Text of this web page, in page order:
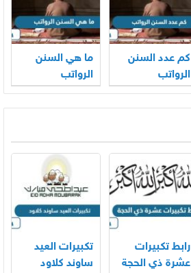
كم عدد السنن
الرواتب
ما هي السنن
الرواتب
رابط تكبيرات
عشرة ذي الحجة
تكبيرات العيد
ساوند كلاود